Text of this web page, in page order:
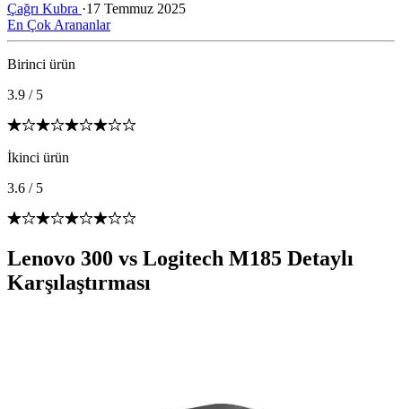
Çağrı Kubra ·17 Temmuz 2025
En Çok Arananlar
Birinci ürün
3.9 / 5
İkinci ürün
3.6 / 5
Lenovo 300 vs Logitech M185 Detaylı
Karşılaştırması